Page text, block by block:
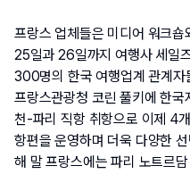
프랑스 업체들은 미디어 워크
25일과 26일까지 여행사 세일
300명의 한국 여행업계 관계
프랑스관광청 코린 풀키에 한
천-파리 직항 취항으로 이제 4
항편을 운영하며 더욱 다양한
해 말 프랑스에는 파리 노트르